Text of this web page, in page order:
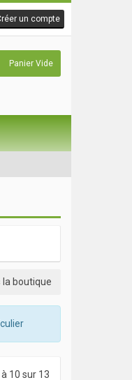
un compte
Panier Vide
10 sur 13